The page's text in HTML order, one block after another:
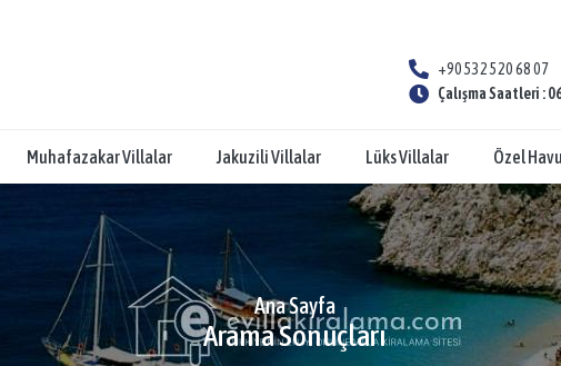
+90 532 520 68 07
Çalışma Saatleri :
Muhafazakar Villalar Jakuzili Villalar Lüks Villalar Özel
Ana Sayfa
Arama Sonuçları